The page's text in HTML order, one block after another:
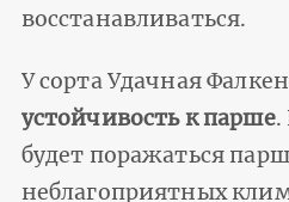
восстанавливаться.
У сорта Удачная
устойчивость к парше.
будет поражаться
неблагоприятных